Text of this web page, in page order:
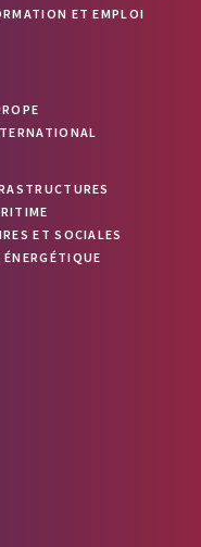
ET EMPLOI
ET SOCIALES